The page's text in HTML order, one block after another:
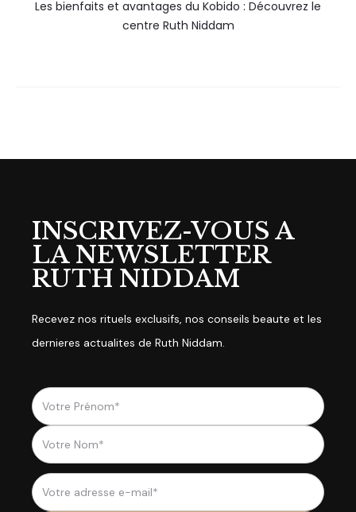
Les bienfaits et avantages du Kobido : Découvrez le
centre Ruth Niddam
INSCRIVEZ-VOUS A
LA NEWSLETTER
RUTH NIDDAM
Recevez nos rituels exclusifs, nos conseils beaute et les
dernieres actualites de Ruth Niddam.